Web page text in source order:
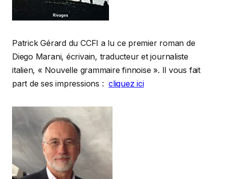
Patrick Gérard du CCFI a lu ce premier roman de
Diego Marani, écrivain, traducteur et journaliste
italien, « Nouvelle grammaire finnoise ». Il vous fait
part de ses impressions : cliquez ici